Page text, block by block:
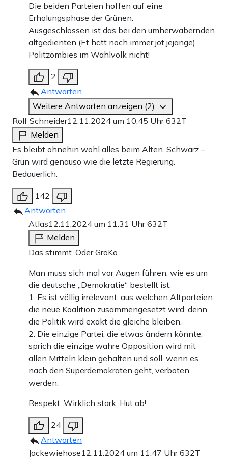
Die beiden Parteien hoffen auf eine
Erholungsphase der Grünen.
Ausgeschlossen ist das bei den umherwabernden
altgedienten (Et hätt noch immer jot jejange)
Politzombies im Wahlvolk nicht!
2
Antworten
Weitere Antworten anzeigen (2)
Rolf Schneider12.11.2024 um 10:45 Uhr632T
Melden
Es bleibt ohnehin wohl alles beim Alten. Schwarz –
Grün wird genauso wie die letzte Regierung.
Bedauerlich.
142
Antworten
Atlas12.11.2024 um 11:31 Uhr632T
Melden
Das stimmt. Oder GroKo.
Man muss sich mal vor Augen führen, wie es um
die deutsche „Demokratie“ bestellt ist:
1. Es ist völlig irrelevant, aus welchen Altparteien
die neue Koalition zusammengesetzt wird, denn
die Politik wird exakt die gleiche bleiben.
2. Die einzige Partei, die etwas ändern könnte,
sprich die einzige wahre Opposition wird mit
allen Mitteln klein gehalten und soll, wenn es
nach den Superdemokraten geht, verboten
werden.
Respekt. Wirklich stark. Hut ab!
24
Antworten
Jackewiehose12.11.2024 um 11:47 Uhr632T